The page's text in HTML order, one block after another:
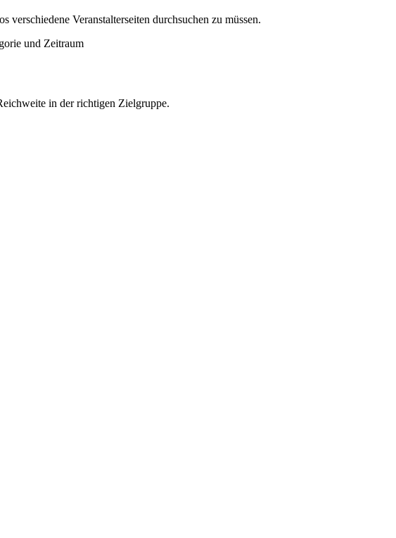
Veranstalterseiten durchsuchen zu müssen.
und Zeitraum
in der richtigen Zielgruppe.